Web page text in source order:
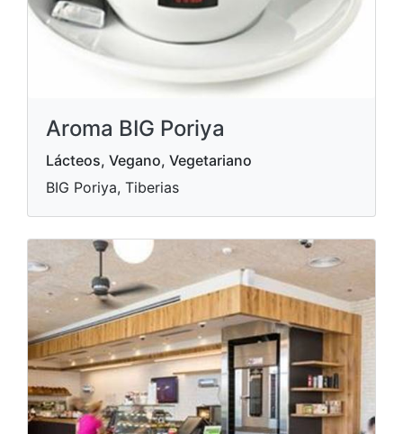
Aroma BIG Poriya
Lácteos, Vegano, Vegetariano
BIG Poriya, Tiberias